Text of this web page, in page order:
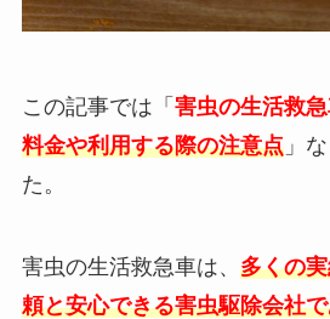
この記事では「 害虫の生活救
料金や利用する際の注意点」
た。
害虫の生活救急車は、 多くの
頼と安心できる害虫駆除会社